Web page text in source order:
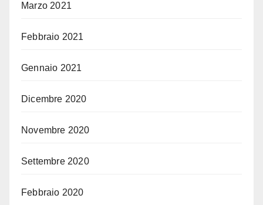
Marzo 2021
Febbraio 2021
Gennaio 2021
Dicembre 2020
Novembre 2020
Settembre 2020
Febbraio 2020